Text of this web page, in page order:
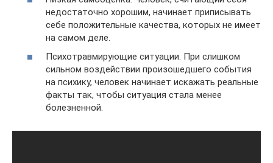
недостаточно хорошим, начинает приписывать
себе положительные качества, которых не имеет
на самом деле.
Психотравмирующие ситуации. При слишком
сильном воздействии произошедшего события
на психику, человек начинает искажать реальные
факты так, чтобы ситуация стала менее
болезненной.